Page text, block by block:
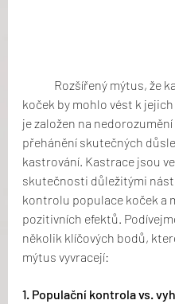
koček by mohlo vést k
je založen na
přehánění skutečných
kastrování. Kastrace jsou ve
skutečnosti důležitými
kontrolu populace koček a
pozitivních efektů.
několik klíčových bodů,
mýtus vyvracejí:
1. Populační kontrola vs.